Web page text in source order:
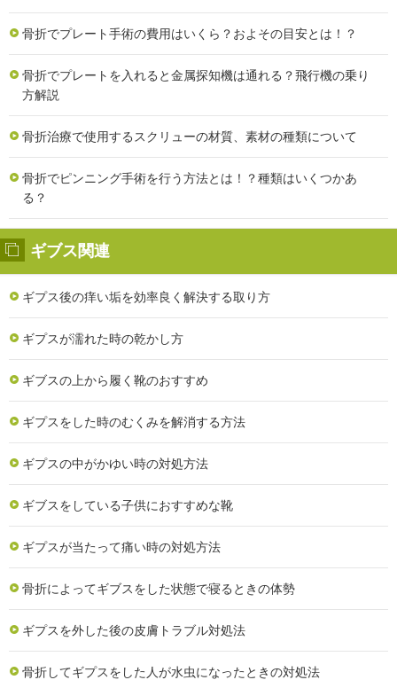
骨折でプレート手術の費用はいくら？およその目安とは！？
骨折でプレートを入れると金属探知機は通れる？飛行機の乗り
方解説
骨折治療で使用するスクリューの材質、素材の種類について
骨折でピンニング手術を行う方法とは！？種類はいくつかあ
る？
ギブス関連
ギプス後の痒い垢を効率良く解決する取り方
ギプスが濡れた時の乾かし方
ギブスの上から履く靴のおすすめ
ギプスをした時のむくみを解消する方法
ギプスの中がかゆい時の対処方法
ギブスをしている子供におすすめな靴
ギプスが当たって痛い時の対処方法
骨折によってギブスをした状態で寝るときの体勢
ギプスを外した後の皮膚トラブル対処法
骨折してギプスをした人が水虫になったときの対処法